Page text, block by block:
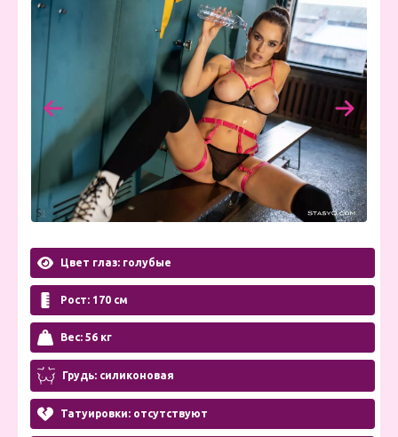
Цвет глаз: голубые
Рост: 170 см
Вес: 56 кг
Грудь: силиконовая
Татуировки: отсутствуют